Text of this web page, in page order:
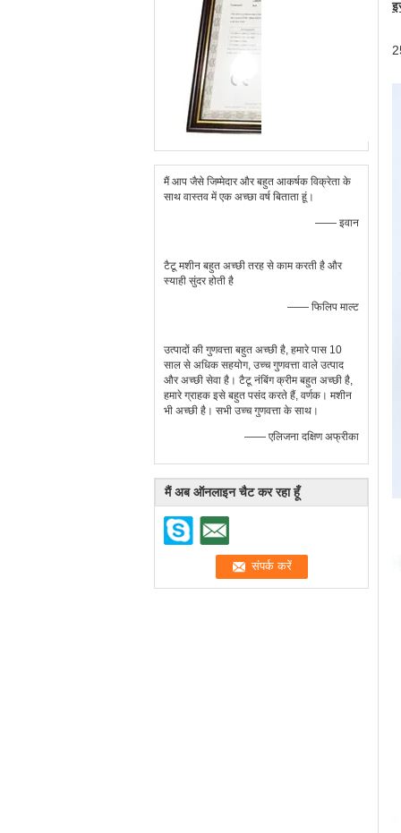
मैं आप जैसे जिम्मेदार और बहुत आकर्षक विक्रेता के
साथ वास्तव में एक अच्छा वर्ष बिताता हूं।
—— इवान
टैटू मशीन बहुत अच्छी तरह से काम करती है और
स्याही सुंदर होती है
—— फिलिप माल्ट
उत्पादों की गुणवत्ता बहुत अच्छी है, हमारे पास 10
साल से अधिक सहयोग, उच्च गुणवत्ता वाले उत्पाद
और अच्छी सेवा है। टैटू नंबिंग क्रीम बहुत अच्छी है,
हमारे ग्राहक इसे बहुत पसंद करते हैं, वर्णक। मशीन
भी अच्छी है। सभी उच्च गुणवत्ता के साथ।
—— एलिजना दक्षिण अफ्रीका
मैं अब ऑनलाइन चैट कर रहा हूँ